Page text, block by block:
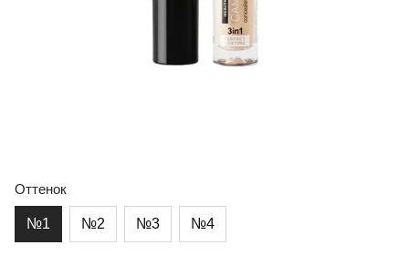
Оттенок
№1 №2 №3 №4